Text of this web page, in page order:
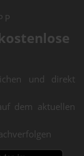
und direkt
dem aktuellen